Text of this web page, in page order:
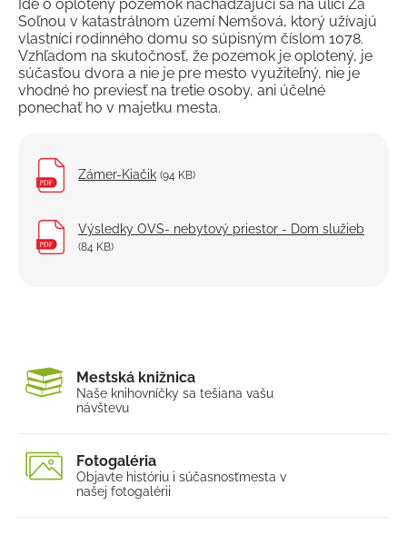
Ide o oplotený pozemok nachádzajúci sa na ulici Za
Soľnou v katastrálnom území Nemšová, ktorý užívajú
vlastníci rodinného domu so súpisným číslom 1078.
Vzhľadom na skutočnosť, že pozemok je oplotený, je
súčasťou dvora a nie je pre mesto využiteľný, nie je
vhodné ho previesť na tretie osoby, ani účelné
ponechať ho v majetku mesta.
Zámer-Kiačik (94 KB)
Výsledky OVS- nebytový priestor - Dom služieb
(84 KB)
Mestská knižnica
Naše knihovníčky sa tešiana vašu
návštevu
Fotogaléria
Objavte históriu i súčasnosťmesta v
našej fotogalérii